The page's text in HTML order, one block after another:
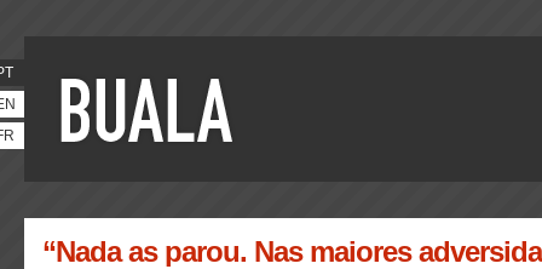
“Nada as parou. Nas maiores